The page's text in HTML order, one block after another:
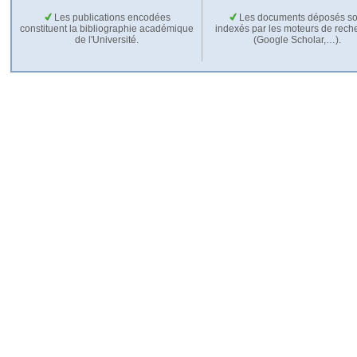
Les publications encodées
constituent la bibliographie académique
de l'Université.
Les documents déposés
indexés par les moteurs de
(Google Scholar,…).